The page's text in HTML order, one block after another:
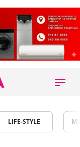
LIFE-STYLE